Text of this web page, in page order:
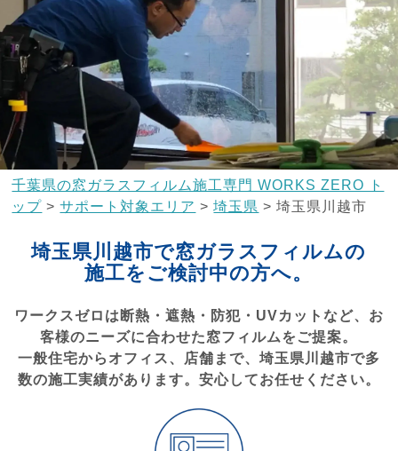
千葉県の窓ガラスフィルム施工専門 WORKS ZERO ト
ップ >サポート対象エリア >埼玉県 >埼玉県川越市
埼玉県川越市で窓ガラスフィルムの
施工をご検討中の方へ。
ワークスゼロは断熱・遮熱・防犯・UVカットなど、お
客様のニーズに合わせた窓フィルムをご提案。
一般住宅からオフィス、店舗まで、埼玉県川越市で多
数の施工実績があります。安心してお任せください。